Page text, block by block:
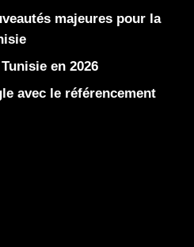
majeures pour la
en 2026
avec le référencement